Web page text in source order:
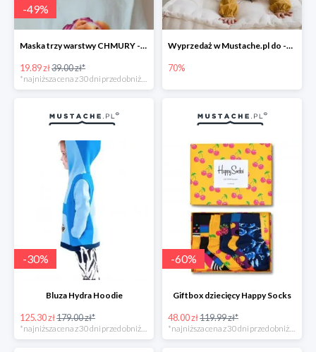
-49%
Maska trzy warstwy CHMURY -49%
19.89 zł39.00 zł*
Wyprzedaż w Mustache.pl do -70%
70%
-30%
Bluza Hydra Hoodie
125.30 zł179.00 zł*
*najniższa cena z 30 dni przed obniżką
-60%
Giftbox dziecięcy Happy Socks
48.00 zł119.99 zł*
*najniższa cena z 30 dni przed obniżką